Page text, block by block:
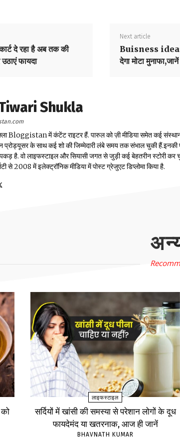
दे रहा है अब तक की
फायदा
Next article
Buisness idea:
देगा मोटा
Shukla
Bloggistan में कंटेंट राइटर हैं. पारुल को ज़ी मीडिया समेत कई
प्रोड्यूसर के साथ कई शो की जिम्मेदारी लंबे समय तक संभाल चुकी हैं.इनकी
पकड़ है. वो लाइफस्टाइल और सियासी जगत से जुड़ी कई बेहतरीन स्टोरी
से 2008 में इलेक्ट्रॉनिक मीडिया में पोस्ट ग्रेजुएट डिप्लोमा किया है.
लाइफस्टाइल
सर्दियों में खांसी की समस्या से परेशान लोगों के दूध
फायदेमंद या खतरनाक, आज ही जानें
BHAVNATH KUMAR